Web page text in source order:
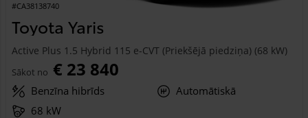
#CA38138740
Toyota Yaris
Active Plus 1.5 Hybrid 115 e-CVT (Priekšējā piedziņa) (68 kW)
Sākot no € 23 840
Benzīna hibrīds
Automātiskā
68 kW